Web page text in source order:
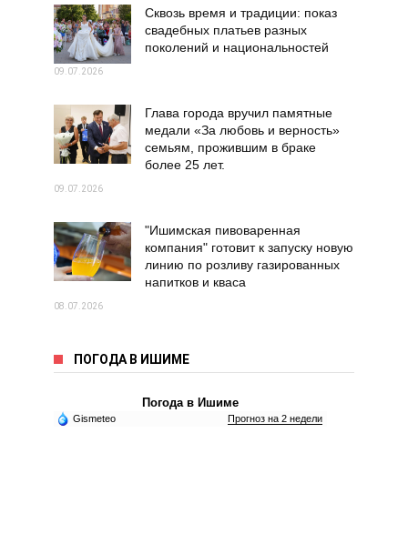
Сквозь время и традиции: показ
свадебных платьев разных
поколений и национальностей
09.07.2026
Глава города вручил памятные
медали «За любовь и верность»
семьям, прожившим в браке
более 25 лет.
09.07.2026
"Ишимская пивоваренная
компания" готовит к запуску новую
линию по розливу газированных
напитков и кваса
08.07.2026
ПОГОДА В ИШИМЕ
Погода в Ишиме
Gismeteo Прогноз на 2 недели